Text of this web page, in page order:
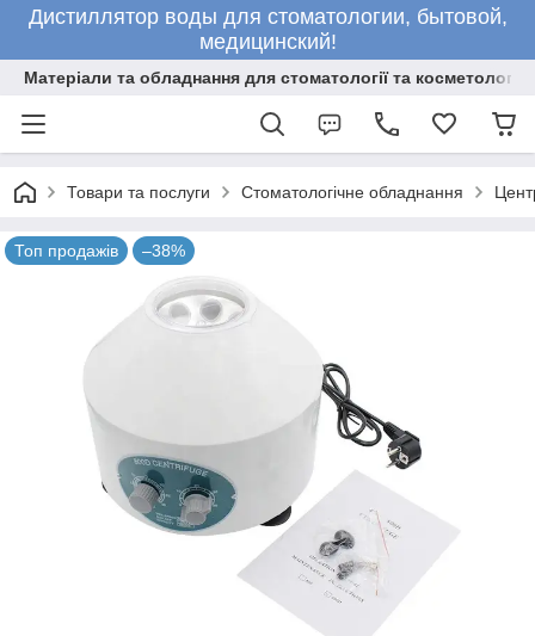
Дистиллятор воды для стоматологии, бытовой,
медицинский!
Матеріали та обладнання для стоматології та косметології
Товари та послуги Стоматологічне обладнання
Топ продажів –38%